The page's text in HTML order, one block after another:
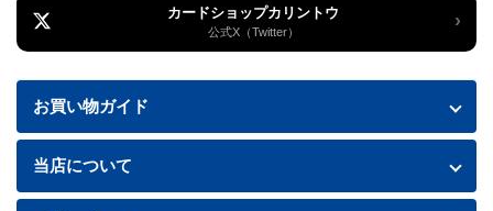
カードショップカリントウ
公式X（Twitter） ›
お買い物ガイド
お買い物ガイド
送料・配送について
当店について